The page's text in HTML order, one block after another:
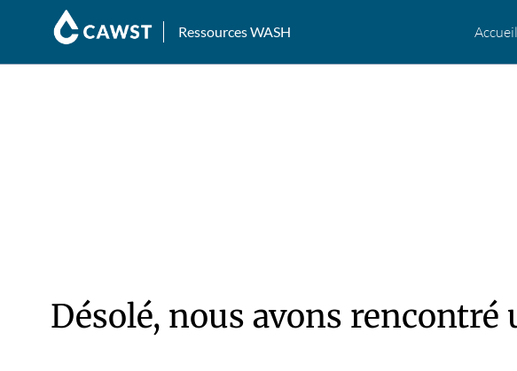
Ressources WASH Accueil
Désolé, nous avons